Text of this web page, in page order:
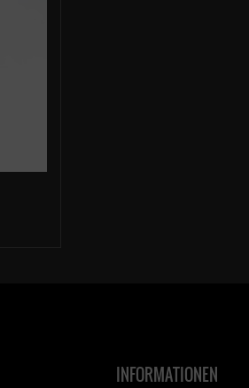
INFORMATIONEN